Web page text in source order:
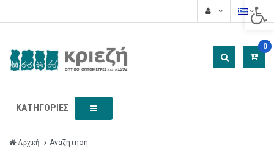
0
ΚΑΤΗΓΟΡΊΕΣ
Αρχική Αναζήτηση